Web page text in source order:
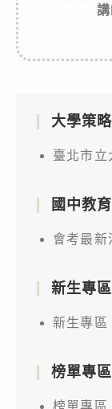
大學策
臺北市立
國中教
會考最新
新生專區
新生專區
榜單專區
榜單專區